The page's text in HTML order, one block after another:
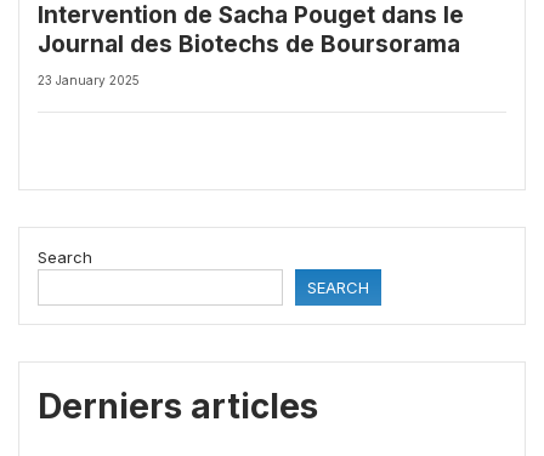
Intervention de Sacha Pouget dans le
Journal des Biotechs de Boursorama
23 January 2025
Search
SEARCH
Derniers articles